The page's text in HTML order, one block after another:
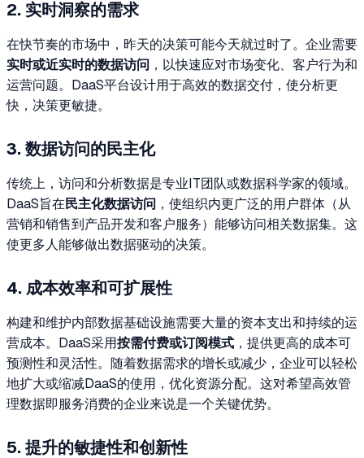
2. 实时洞察的需求
在快节奏的市场中，昨天的决策可能今天就过时了。企业需要
实时或近实时的数据访问 ，以快速应对市场变化、客户行为和
运营问题。DaaS平台设计用于高效的数据交付，使分析更
快，决策更敏捷。
3. 数据访问的民主化
传统上，访问和分析数据是专业IT团队或数据科学家的领域。
DaaS旨在民主化数据访问 ，使组织内更广泛的用户群体（从
营销和销售到产品开发和客户服务）能够访问相关数据集。这
使更多人能够做出数据驱动的决策。
4. 成本效率和可扩展性
构建和维护内部数据基础设施需要大量的资本支出和持续的运
营成本。DaaS采用按需付费或订阅模式 ，提供更高的成本可
预测性和灵活性。随着数据需求的增长或减少，企业可以轻松
地扩大或缩减DaaS的使用，优化资源分配。这对希望高效管
理数据即服务消费的企业来说是一个关键优势。
5. 提升的敏捷性和创新性